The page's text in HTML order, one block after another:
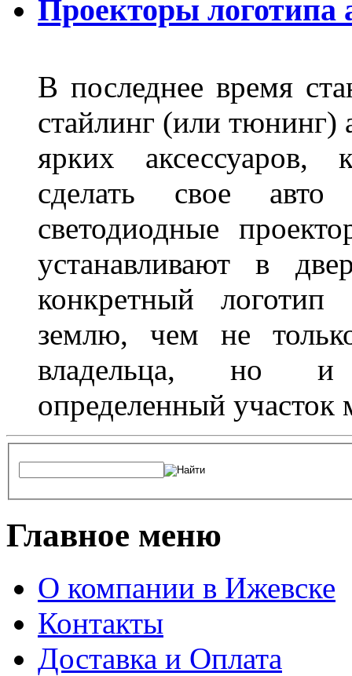
Проекторы логотипа
В последнее время
стайлинг (или тюнинг)
ярких аксессуаров,
сделать свое
светодиодные
устанавливают в
конкретный логотип
землю, чем не
владельца, но и
определенный участок
Главное меню
О компании в Ижевске
Контакты
Доставка и Оплата